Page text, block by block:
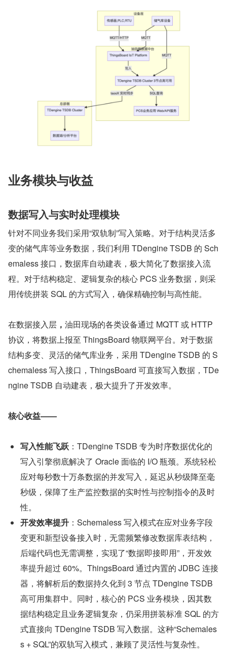
业务模块与收益
数据写入与实时处理模块
针对不同业务我们采用“双轨制”写入策略。对于结构灵活多
变的储气库等业务数据，我们利用 TDengine TSDB 的 Sch
emaless 接口，数据库自动建表，极大简化了数据接入流
程。对于结构稳定、逻辑复杂的核心 PCS 业务数据，则采
用传统拼装 SQL 的方式写入，确保精确控制与高性能。
在数据接入层 ， 油田现场的各类设备通过 MQTT 或 HTTP
协议，将数据上报至 ThingsBoard 物联网平台。对于数据
结构多变、灵活的储气库业务，采用 TDengine TSDB 的 S
chemaless 写入接口，ThingsBoard 可直接写入数据，TDe
ngine TSDB 自动建表，极大提升了开发效率。
核心收益——
写入性能飞跃 ：TDengine TSDB 专为时序数据优化的
写入引擎彻底解决了 Oracle 面临的 I/O 瓶颈。系统轻松
应对每秒数十万条数据的并发写入，延迟从秒级降至毫
秒级，保障了生产监控数据的实时性与控制指令的及时
性。
开发效率提升 ：Schemaless 写入模式在应对业务字段
变更和新型设备接入时，无需频繁修改数据库表结构，
后端代码也无需调整，实现了“数据即接即用”，开发效
率提升超过 60%。ThingsBoard 通过内置的 JDBC 连接
器，将解析后的数据持久化到 3 节点 TDengine TSDB
高可用集群中。同时，核心的 PCS 业务模块，因其数
据结构稳定且业务逻辑复杂，仍采用拼装标准 SQL 的方
式直接向 TDengine TSDB 写入数据。这种“Schemales
s + SQL”的双轨写入模式，兼顾了灵活性与复杂性。